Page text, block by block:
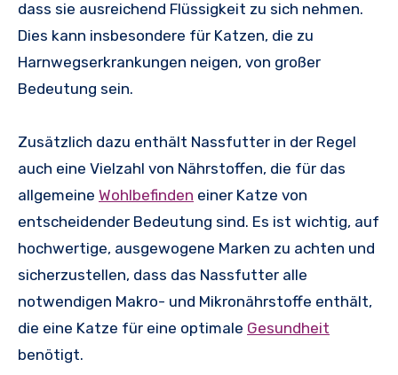
dass sie ausreichend Flüssigkeit zu sich nehmen.
Dies kann insbesondere für Katzen, die zu
Harnwegserkrankungen neigen, von großer
Bedeutung sein.
Zusätzlich dazu enthält Nassfutter in der Regel
auch eine Vielzahl von Nährstoffen, die für das
allgemeine Wohlbefinden einer Katze von
entscheidender Bedeutung sind. Es ist wichtig, auf
hochwertige, ausgewogene Marken zu achten und
sicherzustellen, dass das Nassfutter alle
notwendigen Makro- und Mikronährstoffe enthält,
die eine Katze für eine optimale Gesundheit
benötigt.